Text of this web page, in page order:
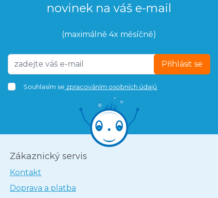
novinek na váš e-mail
(maximálně 4x měsíčně)
Přihlásit se
Souhlasím se zpracováním osobních údajů
Zákaznický servis
Kontakt
Doprava a platba